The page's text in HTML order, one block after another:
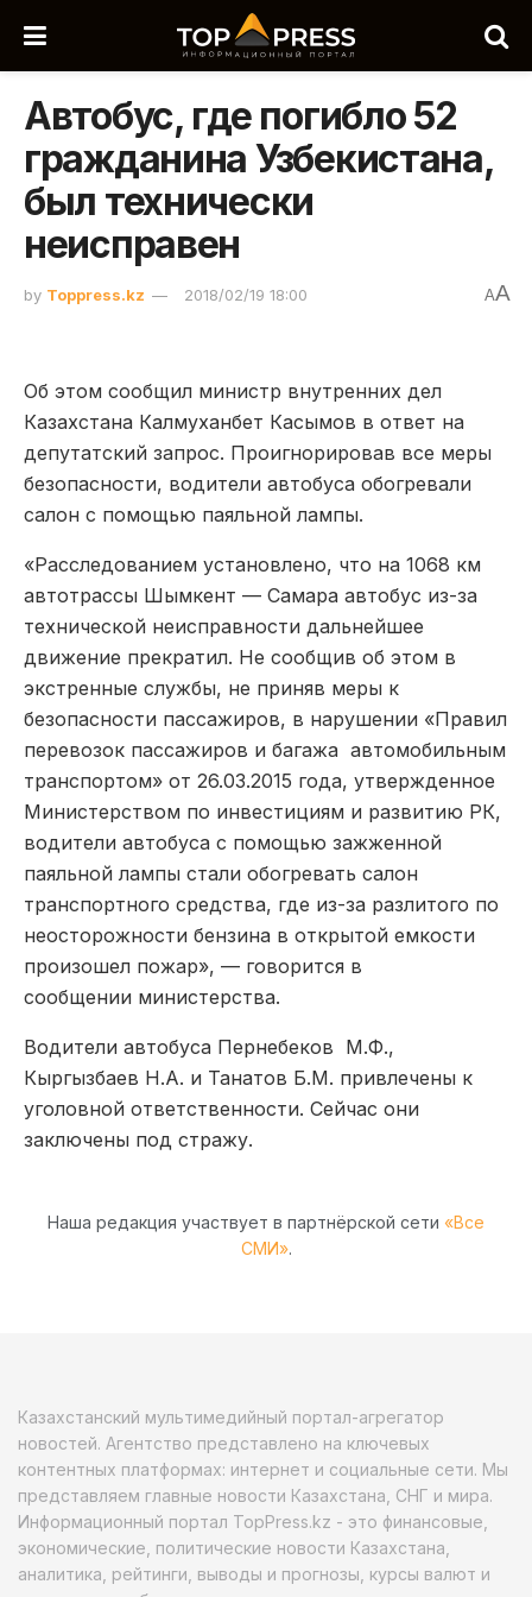
Автобус, где погибло 52
гражданина Узбекистана,
был технически
неисправен
by Toppress.kz 2018/02/19 18:00 AA
Об этом сообщил министр внутренних дел
Казахстана Калмуханбет Касымов в ответ на
депутатский запрос. Проигнорировав все меры
безопасности, водители автобуса обогревали
салон с помощью паяльной лампы.
«Расследованием установлено, что на 1068 км
автотрассы Шымкент — Самара автобус из-за
технической неисправности дальнейшее
движение прекратил. Не сообщив об этом в
экстренные службы, не приняв меры к
безопасности пассажиров, в нарушении «Правил
перевозок пассажиров и багажа автомобильным
транспортом» от 26.03.2015 года, утвержденное
Министерством по инвестициям и развитию РК,
водители автобуса с помощью зажженной
паяльной лампы стали обогревать салон
транспортного средства, где из-за разлитого по
неосторожности бензина в открытой емкости
произошел пожар», — говорится в
сообщении министерства.
Водители автобуса Пернебеков М.Ф.,
Кыргызбаев Н.А. и Танатов Б.М. привлечены к
уголовной ответственности. Сейчас они
заключены под стражу.
Наша редакция участвует в партнёрской сети «Все
СМИ».
Казахстанский мультимедийный портал-агрегатор
новостей. Агентство представлено на ключевых
контентных платформах: интернет и социальные сети. Мы
представляем главные новости Казахстана, СНГ и мира.
Информационный портал TopPress.kz - это финансовые,
экономические, политические новости Казахстана,
аналитика, рейтинги, выводы и прогнозы, курсы валют и